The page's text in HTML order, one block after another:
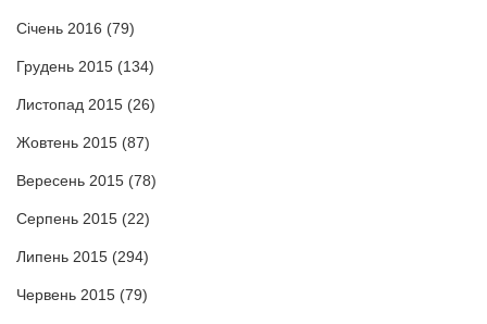
Січень 2016 (79)
Грудень 2015 (134)
Листопад 2015 (26)
Жовтень 2015 (87)
Вересень 2015 (78)
Серпень 2015 (22)
Липень 2015 (294)
Червень 2015 (79)